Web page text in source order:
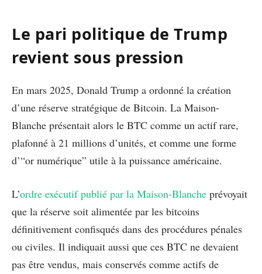
Le pari politique de Trump
revient sous pression
En mars 2025, Donald Trump a ordonné la création
d’une réserve stratégique de Bitcoin. La Maison-
Blanche présentait alors le BTC comme un actif rare,
plafonné à 21 millions d’unités, et comme une forme
d’“or numérique” utile à la puissance américaine.
L’ordre exécutif publié par la Maison-Blanche prévoyait
que la réserve soit alimentée par les bitcoins
définitivement confisqués dans des procédures pénales
ou civiles. Il indiquait aussi que ces BTC ne devaient
pas être vendus, mais conservés comme actifs de